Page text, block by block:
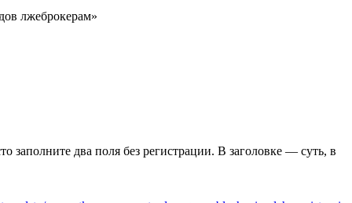
лжеброкерам»
заполните два поля без регистрации. В заголовке — суть, в